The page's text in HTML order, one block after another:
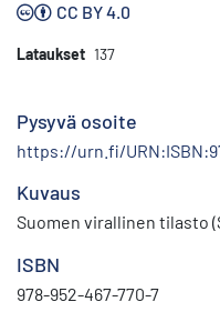
CC BY 4.0
Lataukset 137
Pysyvä osoite
https://urn.fi/
Kuvaus
Suomen virallinen tilasto
ISBN
978-952-467-770-7